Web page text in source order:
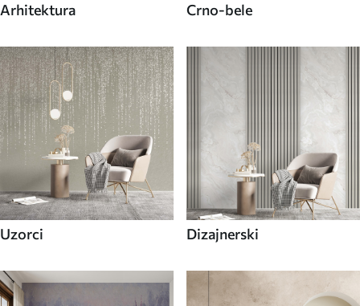
Arhitektura Crno-bele
Uzorci Dizajnerski